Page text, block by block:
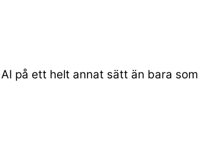
på ett helt annat sätt än bara som